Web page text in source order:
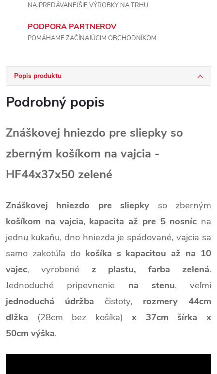
NAJPREDÁVANEJŠIE VÝROBKY NA TRHU
PODPORA PARTNEROV
POMÁHAME ZAČÍNAJÚCIM OBCHODNÍKOM
Popis produktu
Podrobný popis
Znáškovej hniezdo pre sliepky so
zberným košíkom na vajcia -
HF44x37x50 zelené
Znáškovej hniezdo pre sliepky so zberným
košíkom na vajcia, kapacita až pre 5 nosníc na
jednu kukaňu, dno hniezda je spádované, vajcia sa
samo zakotúľa do košíka s kapacitou až na 10
vajec, vyrobené z plastu, farba zelená.
Jednoduché pripevnenie na stenu, veľmi
jednoduchá údržba čistoty, rozmery 44cm
dlžka (28cm bez košíka) x 37cm šírka x
50cm výška.